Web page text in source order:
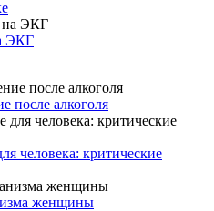
ЭКГ
после алкоголя
человека: критические
женщины